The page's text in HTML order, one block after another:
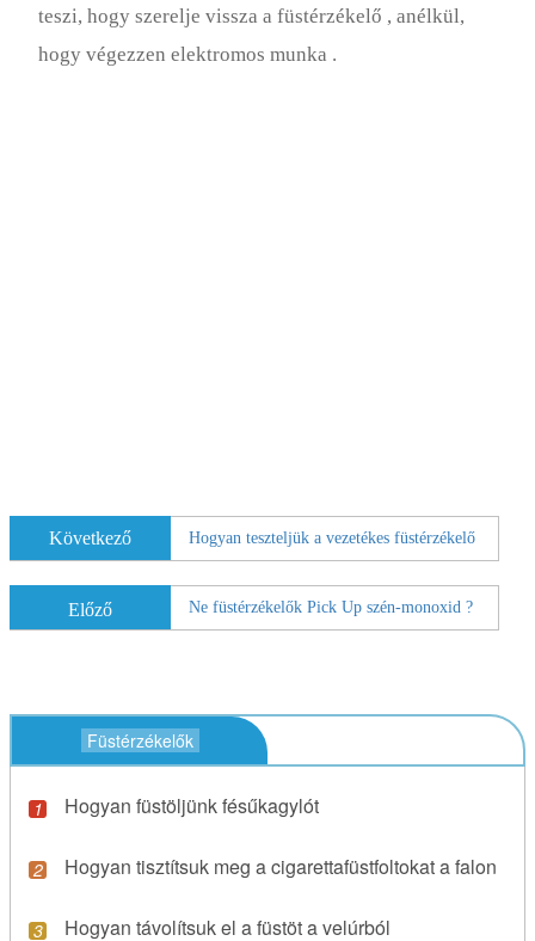
teszi, hogy szerelje vissza a füstérzékelő , anélkül,
hogy végezzen elektromos munka .
Következő Hogyan teszteljük a vezetékes füstérzékelő
Előző Ne füstérzékelők Pick Up szén-monoxid ?
Füstérzékelők
Hogyan füstöljünk fésűkagylót
Hogyan tisztítsuk meg a cigarettafüstfoltokat a falon
Hogyan távolítsuk el a füstöt a velúrból